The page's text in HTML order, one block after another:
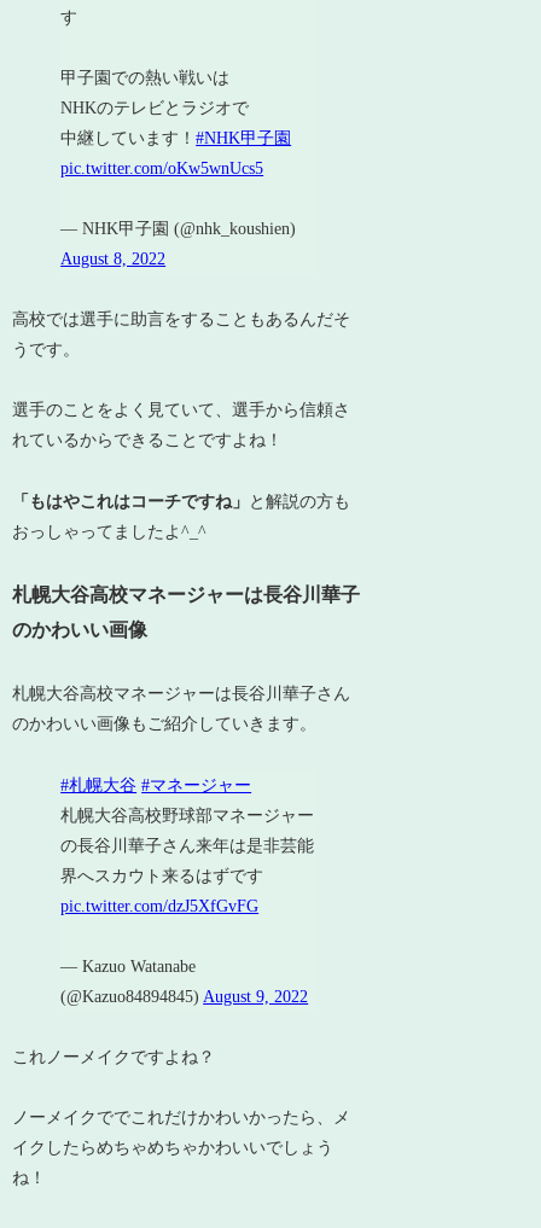
す
甲子園での熱い戦いは
NHKのテレビとラジオで
中継しています！#NHK甲子園
pic.twitter.com/oKw5wnUcs5
— NHK甲子園 (@nhk_koushien)
August 8, 2022
高校では選手に助言をすることもあるんだそ
うです。
選手のことをよく見ていて、選手から信頼さ
れているからできることですよね！
「もはやこれはコーチですね」 と解説の方も
おっしゃってましたよ^_^
札幌大谷高校マネージャーは長谷川華子
のかわいい画像
札幌大谷高校マネージャーは長谷川華子さん
のかわいい画像もご紹介していきます。
#札幌大谷 #マネージャー
札幌大谷高校野球部マネージャー
の長谷川華子さん来年は是非芸能
界へスカウト来るはずです
pic.twitter.com/dzJ5XfGvFG
— Kazuo Watanabe
(@Kazuo84894845) August 9, 2022
これノーメイクですよね？
ノーメイクででこれだけかわいかったら、メ
イクしたらめちゃめちゃかわいいでしょう
ね！